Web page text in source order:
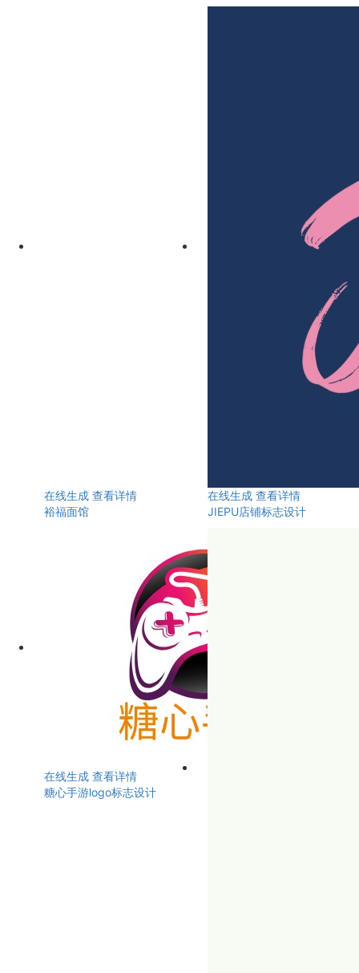
在线生成 查看详情
裕福面馆
在线生成 查看详情
JIEPU店铺标志设计
在线生成 查看详情
糖心手游logo标志设计